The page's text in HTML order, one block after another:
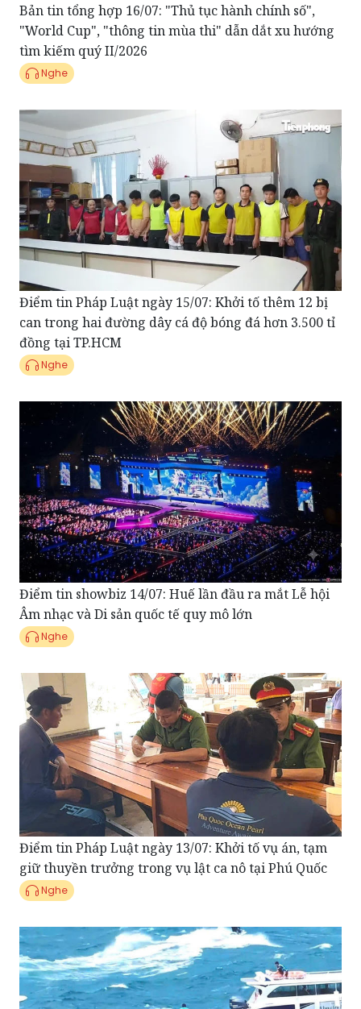
tìm kiếm quý II/2026
Nghe
Điểm tin Pháp Luật ngày 15/07: Khởi tố thêm 12 bị
can trong hai đường dây cá độ bóng đá hơn 3.500 tỉ
đồng tại TP.HCM
Nghe
Điểm tin showbiz 14/07: Huế lần đầu ra mắt Lễ hội
Âm nhạc và Di sản quốc tế quy mô lớn
Nghe
Điểm tin Pháp Luật ngày 13/07: Khởi tố vụ án, tạm
giữ thuyền trưởng trong vụ lật ca nô tại Phú Quốc
Nghe